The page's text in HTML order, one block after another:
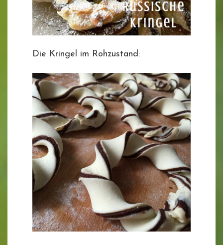
Die Kringel im Rohzustand: